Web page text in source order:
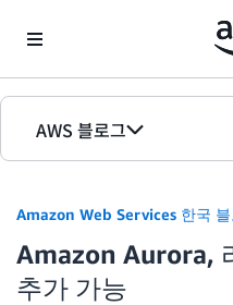
AWS 블로그
홈
에디션
Amazon Web Services 한국 블
Amazon Aurora,
추가 가능